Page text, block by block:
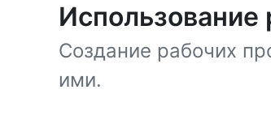
Использование
Создание рабочих
ими.